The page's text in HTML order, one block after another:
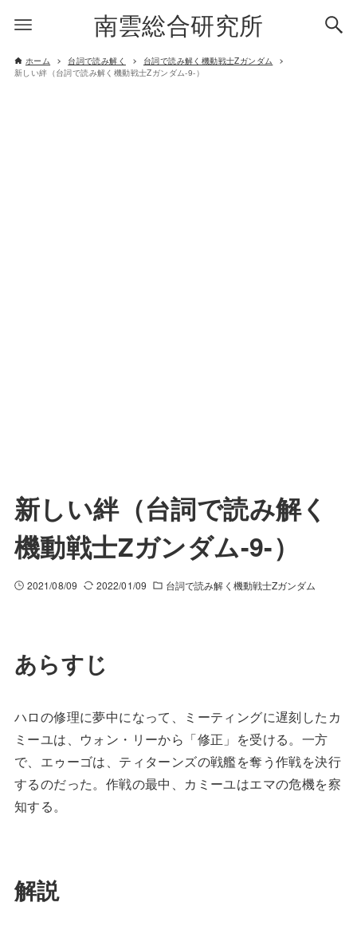
南雲総合研究所
ホーム 台詞で読み解く
台詞で読み解く機動戦士Zガンダム
新しい絆（台詞で読み解く機動戦士Zガンダム-9-）
新しい絆（台詞で読み解く
機動戦士Zガンダム-9-）
2021/08/09 2022/01/09 台詞で読み解く機動戦士Zガンダム
あらすじ
ハロの修理に夢中になって、ミーティングに遅刻したカ
ミーユは、ウォン・リーから「修正」を受ける。一方
で、エゥーゴは、ティターンズの戦艦を奪う作戦を決行
するのだった。作戦の最中、カミーユはエマの危機を察
知する。
解説